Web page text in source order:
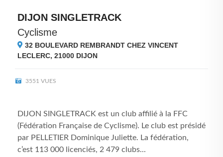
DIJON SINGLETRACK
Cyclisme
32 BOULEVARD REMBRANDT CHEZ VINCENT
LECLERC, 21000 DIJON
3551 VUES
DIJON SINGLETRACK est un club affilié à la FFC
(Fédération Française de Cyclisme). Le club est présidé
par PELLETIER Dominique Juliette. La fédération,
c’est 113 000 licenciés, 2 479 clubs...